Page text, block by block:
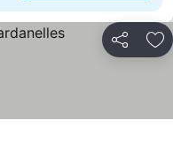
Distribuiți
prețurile